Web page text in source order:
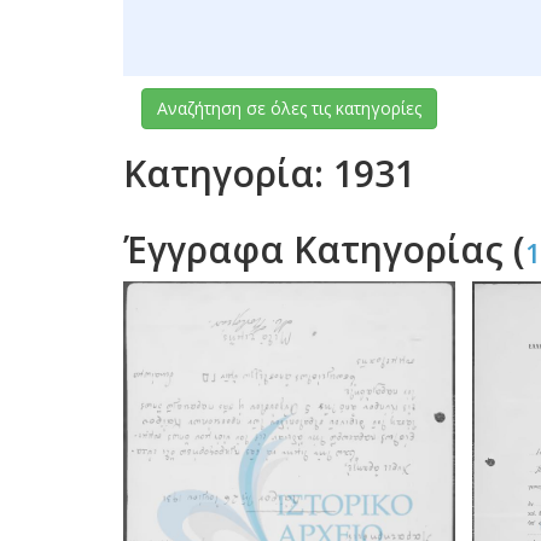
Αναζήτηση σε όλες τις κατηγορίες
Κατηγορία: 1931
Έγγραφα Κατηγορίας (